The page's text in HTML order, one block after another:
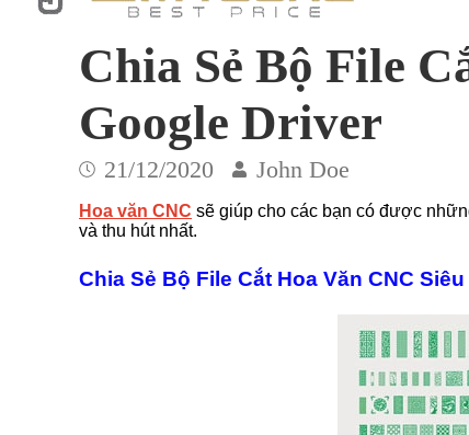
Chia Sẻ Bộ File
Google Driver
21/12/2020 John Doe
Hoa văn CNC sẽ giúp cho các bạn có được
và thu hút nhất.
Chia Sẻ Bộ File Cắt Hoa Văn CNC